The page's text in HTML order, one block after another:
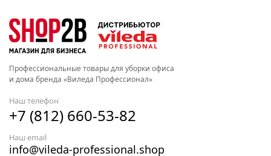
Профессиональные товары для уборки офиса
и дома бренда «Виледа Профессионал»
Наш телефон
+7 (812) 660-53-82
Наш email
info@vileda-professional.shop